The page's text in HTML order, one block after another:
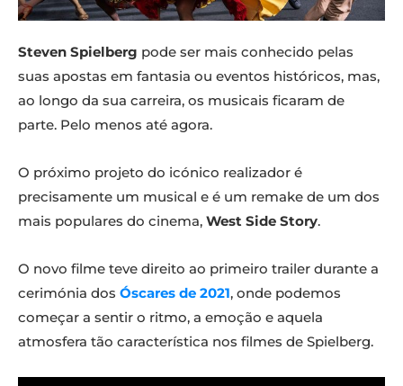
Steven Spielberg pode ser mais conhecido pelas
suas apostas em fantasia ou eventos históricos, mas,
ao longo da sua carreira, os musicais ficaram de
parte. Pelo menos até agora.
O próximo projeto do icónico realizador é
precisamente um musical e é um remake de um dos
mais populares do cinema, West Side Story.
O novo filme teve direito ao primeiro trailer durante a
cerimónia dos Óscares de 2021, onde podemos
começar a sentir o ritmo, a emoção e aquela
atmosfera tão característica nos filmes de Spielberg.